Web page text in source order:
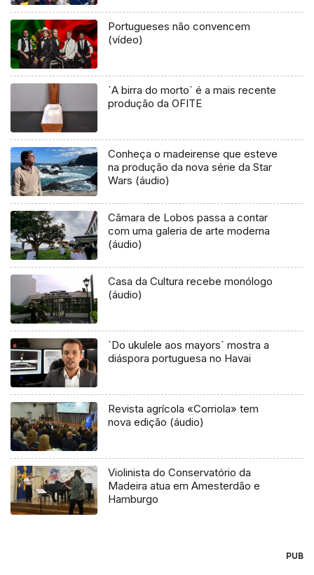
Portugueses não convencem
(vídeo)
`A birra do morto` é a mais recente
produção da OFITE
Conheça o madeirense que esteve
na produção da nova série da Star
Wars (áudio)
Câmara de Lobos passa a contar
com uma galeria de arte moderna
(áudio)
Casa da Cultura recebe monólogo
(áudio)
`Do ukulele aos mayors` mostra a
diáspora portuguesa no Havai
Revista agrícola «Corriola» tem
nova edição (áudio)
Violinista do Conservatório da
Madeira atua em Amesterdão e
Hamburgo
PUB